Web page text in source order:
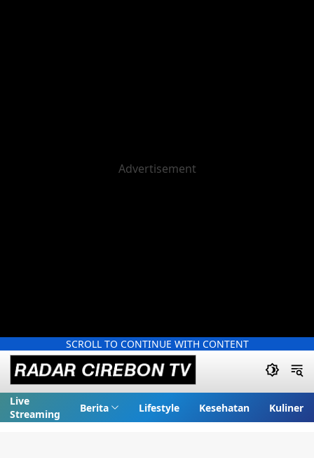
SCROLL TO CONTINUE WITH CONTENT
Live
Streaming
Berita Lifestyle Kesehatan Kuliner